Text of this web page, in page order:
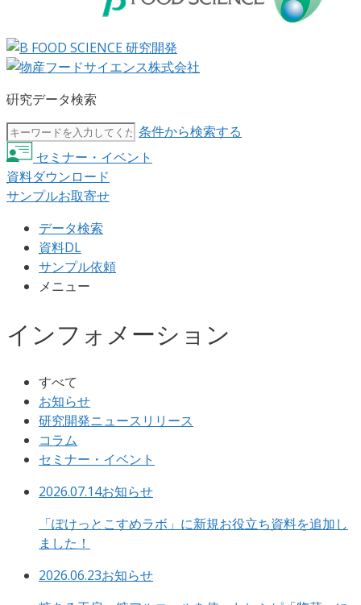
硏究データ検索
条件から検索する
セミナー・イベント
資料ダウンロード
サンプルお取寄せ
データ検索
資料DL
サンプル依頼
メニュー
インフォメーション
すべて
お知らせ
研究開発ニュースリリース
コラム
セミナー・イベント
2026.07.14お知らせ
「ぽけっとこすめラボ」に新規お役立ち資料を追加し
ました！
2026.06.23お知らせ